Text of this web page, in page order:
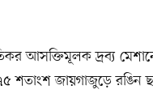
আসক্তিমূলক দ্রব্য
শতাংশ জায়গাজুড়ে রঙিন